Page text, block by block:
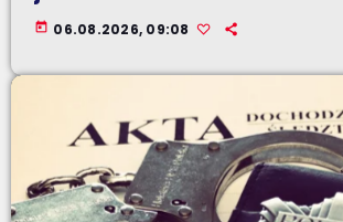
today 06.08.2026, 09:08